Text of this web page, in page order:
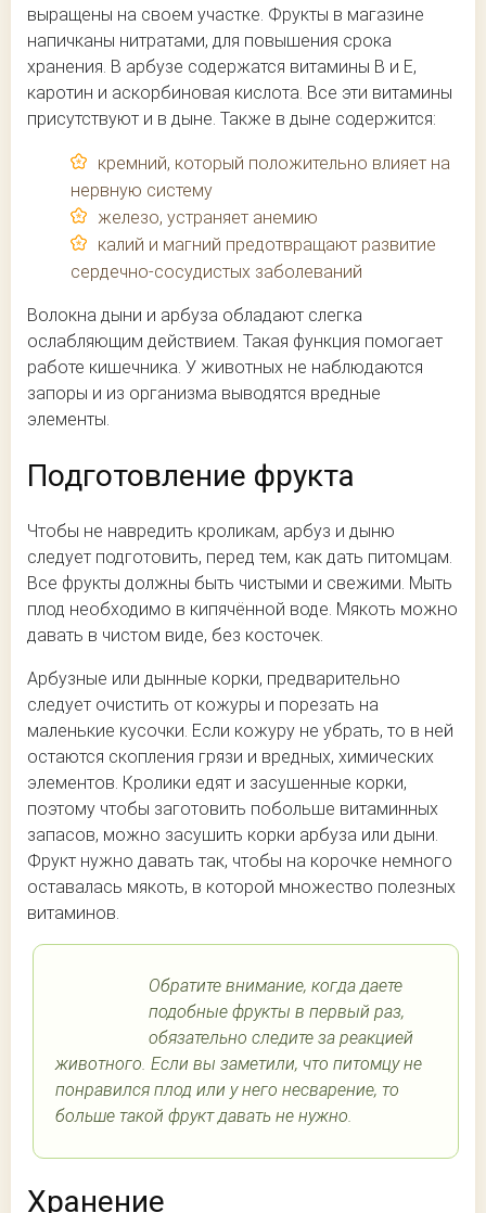
выращены на своем участке. Фрукты в магазине
напичканы нитратами, для повышения срока
хранения. В арбузе содержатся витамины В и Е,
каротин и аскорбиновая кислота. Все эти витамины
присутствуют и в дыне. Также в дыне содержится:
кремний, который положительно влияет на
нервную систему
железо, устраняет анемию
калий и магний предотвращают развитие
сердечно-сосудистых заболеваний
Волокна дыни и арбуза обладают слегка
ослабляющим действием. Такая функция помогает
работе кишечника. У животных не наблюдаются
запоры и из организма выводятся вредные
элементы.
Подготовление фрукта
Чтобы не навредить кроликам, арбуз и дыню
следует подготовить, перед тем, как дать питомцам.
Все фрукты должны быть чистыми и свежими. Мыть
плод необходимо в кипячённой воде. Мякоть можно
давать в чистом виде, без косточек.
Арбузные или дынные корки, предварительно
следует очистить от кожуры и порезать на
маленькие кусочки. Если кожуру не убрать, то в ней
остаются скопления грязи и вредных, химических
элементов. Кролики едят и засушенные корки,
поэтому чтобы заготовить побольше витаминных
запасов, можно засушить корки арбуза или дыни.
Фрукт нужно давать так, чтобы на корочке немного
оставалась мякоть, в которой множество полезных
витаминов.
Обратите внимание, когда даете
подобные фрукты в первый раз,
обязательно следите за реакцией
животного. Если вы заметили, что питомцу не
понравился плод или у него несварение, то
больше такой фрукт давать не нужно.
Хранение